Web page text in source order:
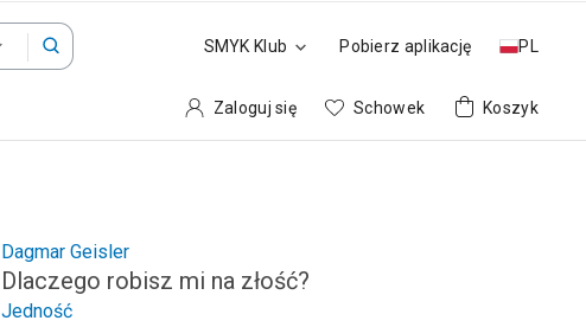
SMYK Klub Pobierz aplikację PL
Zaloguj się Schowek Koszyk
Dagmar Geisler
Dlaczego robisz mi na złość?
Jedność